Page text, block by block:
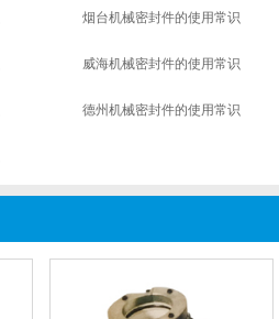
烟台机械密封件的使用常识
威海机械密封件的使用常识
德州机械密封件的使用常识